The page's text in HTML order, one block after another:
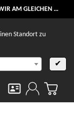
WERKTAG
Standort zu
✔